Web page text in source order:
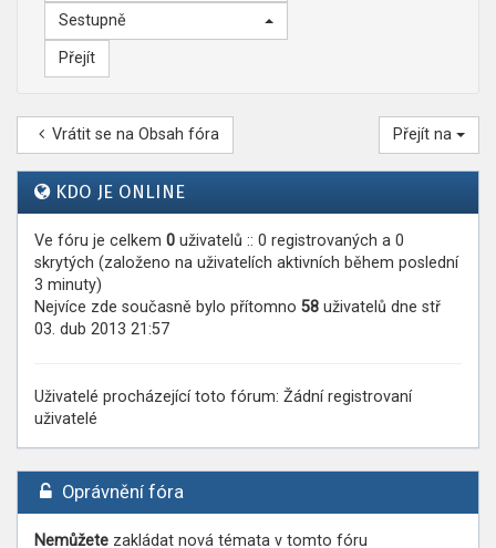
Sestupně
Vrátit se na Obsah fóra Přejít na
KDO JE ONLINE
Ve fóru je celkem 0 uživatelů :: 0 registrovaných a 0
skrytých (založeno na uživatelích aktivních během poslední
3 minuty)
Nejvíce zde současně bylo přítomno 58 uživatelů dne stř
03. dub 2013 21:57
Uživatelé procházející toto fórum: Žádní registrovaní
uživatelé
Oprávnění fóra
Nemůžete zakládat nová témata v tomto fóru